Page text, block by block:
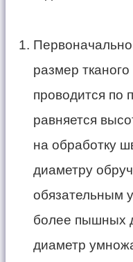
размер
проводится по
равняется
на обработку
диаметру
обязательным
более пышных
диаметр